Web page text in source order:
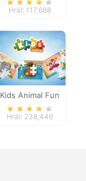
Hrál: 117,688
Kids Animal Fun
Hrál: 238,446